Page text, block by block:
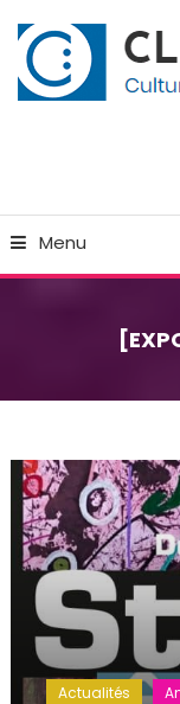
To
Content
Menu
Actualités